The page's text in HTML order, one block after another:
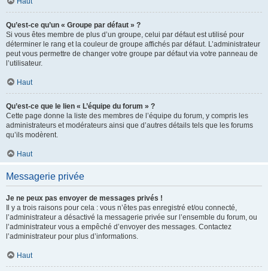
Qu’est-ce qu’un « Groupe par défaut » ?
Si vous êtes membre de plus d’un groupe, celui par défaut est utilisé pour
déterminer le rang et la couleur de groupe affichés par défaut. L’administrateur
peut vous permettre de changer votre groupe par défaut via votre panneau de
l’utilisateur.
Haut
Qu’est-ce que le lien « L’équipe du forum » ?
Cette page donne la liste des membres de l’équipe du forum, y compris les
administrateurs et modérateurs ainsi que d’autres détails tels que les forums
qu’ils modèrent.
Haut
Messagerie privée
Je ne peux pas envoyer de messages privés !
Il y a trois raisons pour cela : vous n’êtes pas enregistré et/ou connecté,
l’administrateur a désactivé la messagerie privée sur l’ensemble du forum, ou
l’administrateur vous a empêché d’envoyer des messages. Contactez
l’administrateur pour plus d’informations.
Haut